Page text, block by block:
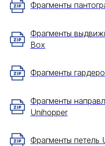
Фрагменты
Фрагменты
Box
Фрагменты
Фрагменты
Unihopper
Фрагменты петель